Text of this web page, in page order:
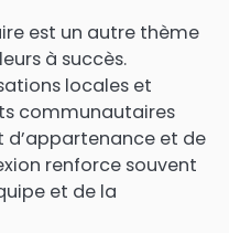
est un autre thème
à succès.
locales et
communautaires
et de
renforce souvent
et de la